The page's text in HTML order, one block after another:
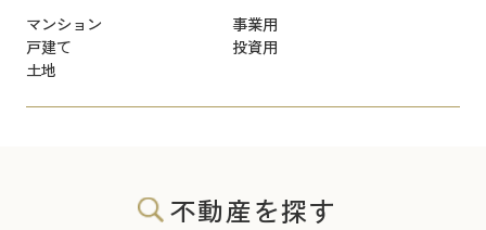
マンション
事業用
戸建て
投資用
土地
不動産を探す